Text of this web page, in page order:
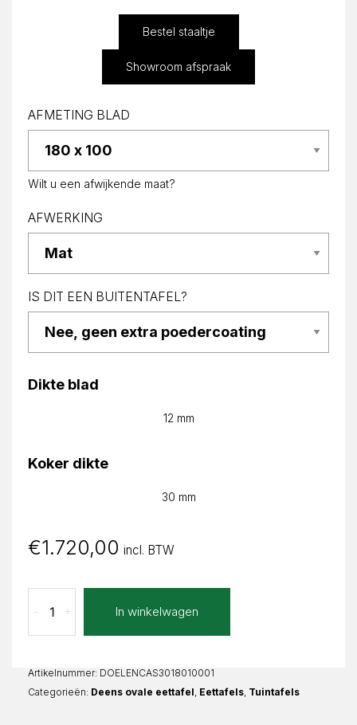
Bestel staaltje
Showroom afspraak
AFMETING BLAD
Wilt u een afwijkende maat?
AFWERKING
IS DIT EEN BUITENTAFEL?
Dikte blad
12 mm
Koker dikte
30 mm
€1.720,00 incl. BTW
Stone
Grey
Deens
Ovaal
+
- In winkelwagen
Artikelnummer: DOELENCAS3018010001
Categorieën: Deens ovale eettafel Eettafels Tuintafels